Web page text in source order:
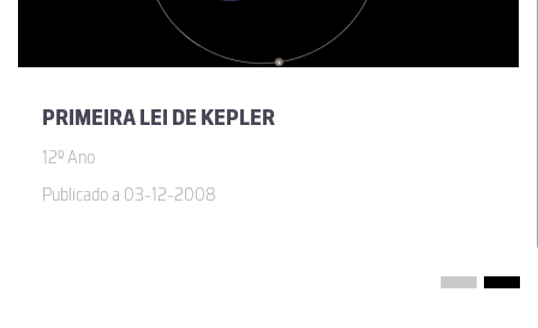
PRIMEIRA LEI DE KEPLER
12º Ano
Publicado a 03-12-2008